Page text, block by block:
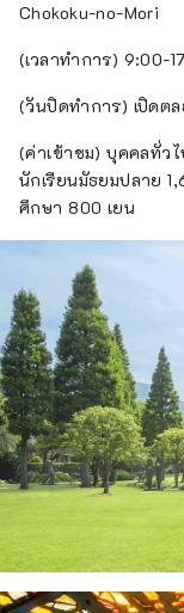
Chokoku-no-Mori
(เวลาทำการ) 9:00-
(วันปิดทำการ) เปิดต
(ค่าเข้าชม) บุคคลทั่ว
นักเรียนมัธยมปลาย
ศึกษา 800 เยน